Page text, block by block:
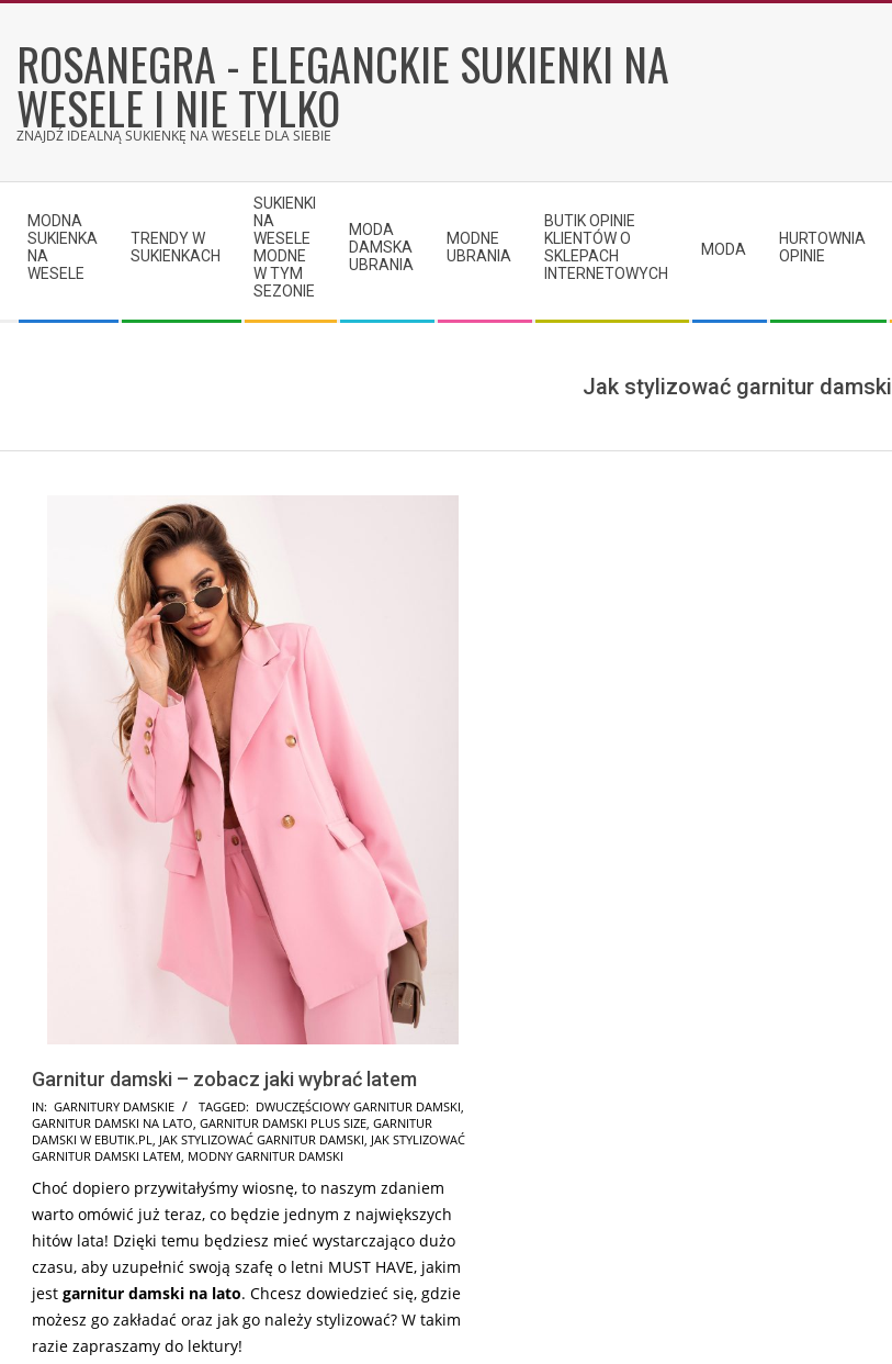
contentROSANEGRA - ELEGANCKIE SUKIENKI NA
WESELE I NIE TYLKO
ZNAJDŹ IDEALNĄ SUKIENKĘ NA WESELE DLA SIEBIE
Navigation
Menu
MODNA
SUKIENKA
NA
WESELE
TRENDY W
SUKIENKACH
SUKIENKI
NA
WESELE
MODNE
W TYM
SEZONIE
MODA
DAMSKA
UBRANIA
MODNE
UBRANIA
BUTIK OPINIE
KLIENTÓW O
SKLEPACH
INTERNETOWYCH
MODA
HURTOWNIA
OPINIE
Jak stylizować garnitur damski
Garnitur damski – zobacz jaki wybrać latem
2026-
05-
14
IN: GARNITURY DAMSKIE TAGGED: DWUCZĘŚCIOWY GARNITUR DAMSKI,
GARNITUR DAMSKI NA LATO, GARNITUR DAMSKI PLUS SIZE, GARNITUR
DAMSKI W EBUTIK.PL, JAK STYLIZOWAĆ GARNITUR DAMSKI, JAK STYLIZOWAĆ
GARNITUR DAMSKI LATEM, MODNY GARNITUR DAMSKI
Choć dopiero przywitałyśmy wiosnę, to naszym zdaniem
warto omówić już teraz, co będzie jednym z największych
hitów lata! Dzięki temu będziesz mieć wystarczająco dużo
czasu, aby uzupełnić swoją szafę o letni MUST HAVE, jakim
jest garnitur damski na lato. Chcesz dowiedzieć się, gdzie
możesz go zakładać oraz jak go należy stylizować? W takim
razie zapraszamy do lektury!